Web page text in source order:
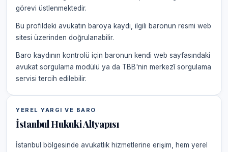
görevi üstlenmektedir.
Bu profildeki avukatın baroya kaydı, ilgili baronun resmi web
sitesi üzerinden doğrulanabilir.
Baro kaydının kontrolü için baronun kendi web sayfasındaki
avukat sorgulama modülü ya da TBB'nin merkezî sorgulama
servisi tercih edilebilir.
YEREL YARGI VE BARO
İstanbul Hukuki Altyapısı
İstanbul bölgesinde avukatlık hizmetlerine erişim, hem yerel